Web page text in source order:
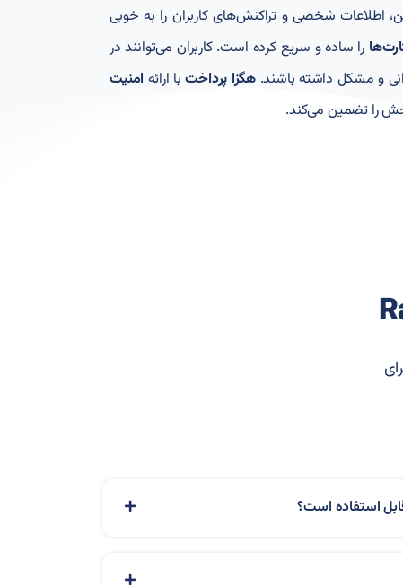
اطلاعات شخصی و تراکنش‌های کاربران را به‌ خوبی
را ساده و سریع کرده است. کاربران می‌توانند در
و مشکل داشته باشند. هگزا پرداختبا ارائه امنیت
را تضمین می‌کند.
استفاده است؟